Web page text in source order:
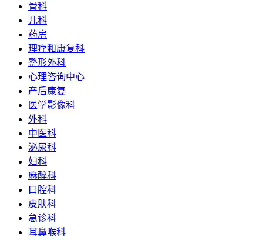
骨科
儿科
药房
理疗和康复科
整形外科
心理咨询中心
产后康复
医学影像科
外科
中医科
泌尿科
妇科
麻醉科
口腔科
皮肤科
急诊科
耳鼻喉科